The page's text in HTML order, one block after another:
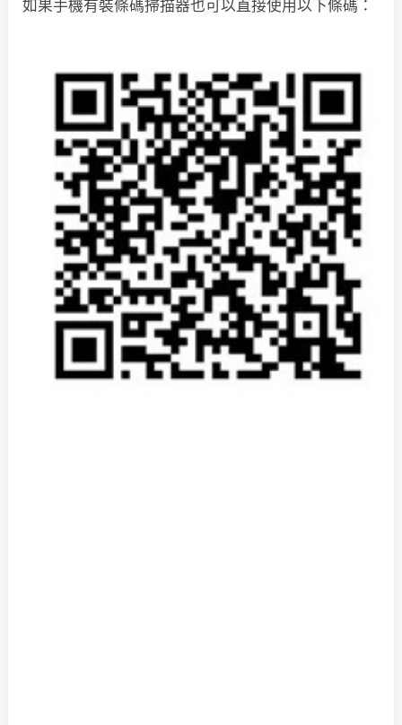
如果手機有裝條碼掃描器也可以直接使用以下條碼：